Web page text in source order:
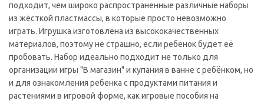
подходит, чем широко распространенные различные наборы
из жёсткой пластмассы, в которые просто невозможно
играть. Игрушка изготовлена из высококачественных
материалов, поэтому не страшно, если ребенок будет её
пробовать. Набор идеально подходит не только для
организации игры "В магазин" и купания в ванне с ребёнком, но
и для ознакомления ребенка с продуктами питания и
растениями в игровой форме, как игровые пособия на